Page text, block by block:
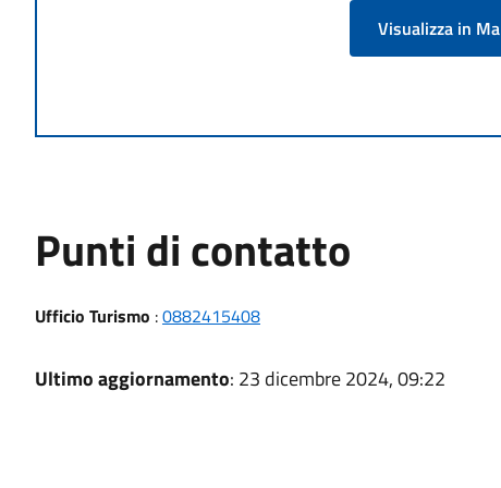
Visualizza in
Punti di contatto
Ufficio Turismo :0882415408
Ultimo aggiornamento: 23 dicembre 2024, 09:22